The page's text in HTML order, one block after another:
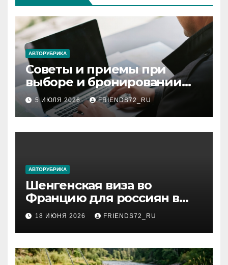
АВТОРУБРИКА
Советы и приемы при
выборе и бронировании
авиабилетов
5 ИЮЛЯ 2026 FRIENDS72_RU
АВТОРУБРИКА
Шенгенская виза во
Францию для россиян в
2026 году: сроки от 3 дней
и список необходимых
документов
18 ИЮНЯ 2026 FRIENDS72_RU